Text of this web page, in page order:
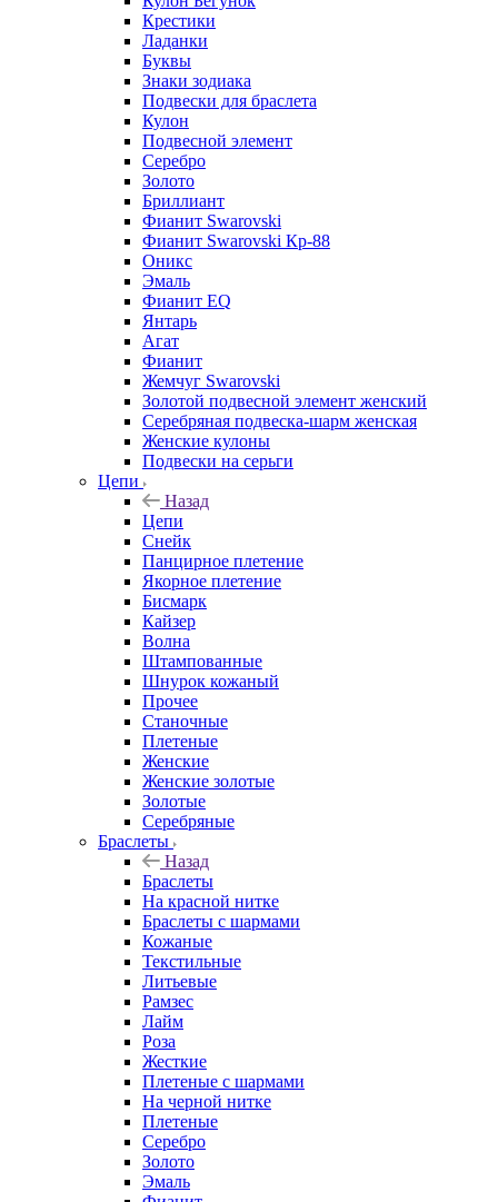
Крестики
Ладанки
Буквы
Знаки зодиака
Подвески для браслета
Кулон
Подвесной элемент
Серебро
Золото
Бриллиант
Фианит Swarovski
Фианит Swarovski Кр-88
Оникс
Эмаль
Фианит EQ
Янтарь
Агат
Фианит
Жемчуг Swarovski
Золотой подвесной элемент женcкий
Серебряная подвеска-шарм женская
Женские кулоны
Подвески на серьги
Цепи
Назад
Цепи
Снейк
Панцирное плетение
Якорное плетение
Бисмарк
Кайзер
Волна
Штампованные
Шнурок кожаный
Прочее
Станочные
Плетеные
Женские
Женские золотые
Золотые
Серебряные
Браслеты
Назад
Браслеты
На красной нитке
Браслеты с шармами
Кожаные
Текстильные
Литьевые
Рамзес
Лайм
Роза
Жесткие
Плетеные с шармами
На черной нитке
Плетеные
Серебро
Золото
Эмаль